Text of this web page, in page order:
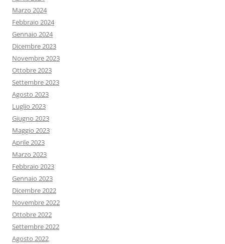
Marzo 2024
Febbraio 2024
Gennaio 2024
Dicembre 2023
Novembre 2023
Ottobre 2023
Settembre 2023
Agosto 2023
Luglio 2023
Giugno 2023
Maggio 2023
Aprile 2023
Marzo 2023
Febbraio 2023
Gennaio 2023
Dicembre 2022
Novembre 2022
Ottobre 2022
Settembre 2022
Agosto 2022